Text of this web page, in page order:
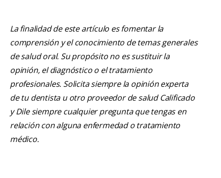
La finalidad de este artículo es fomentar la
comprensión y el conocimiento de temas generales
de salud oral. Su propósito no es sustituir la
opinión, el diagnóstico o el tratamiento
profesionales. Solicita siempre la opinión experta
de tu dentista u otro proveedor de salud Calificado
y Dile siempre cualquier pregunta que tengas en
relación con alguna enfermedad o tratamiento
médico.